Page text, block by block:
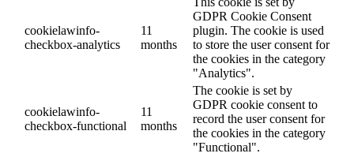
cookielawinfo-
checkbox-analytics
11
months
GDPR Cookie Consent
plugin. The cookie is used
to store the user consent for
the cookies in the category
"Analytics".
cookielawinfo-
checkbox-functional
11
months
The cookie is set by
GDPR cookie consent to
record the user consent for
the cookies in the category
"Functional".